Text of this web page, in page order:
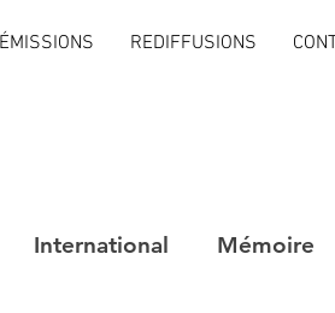
ÉMISSIONS REDIFFUSIONS
International Mémoire